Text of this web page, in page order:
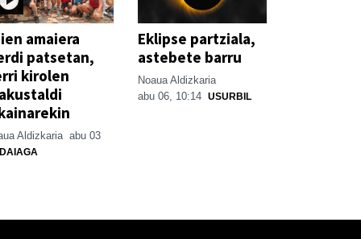
amaiera
patsetan,
kirolen
Aldizkaria abu 03
Eklipse partziala,
astebete barru
Noaua Aldizkaria
abu 06, 10:14 USURBIL